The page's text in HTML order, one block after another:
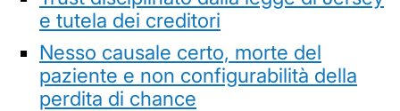
e tutela dei creditori
Nesso causale certo, morte del
paziente e non configurabilità della
perdita di chance